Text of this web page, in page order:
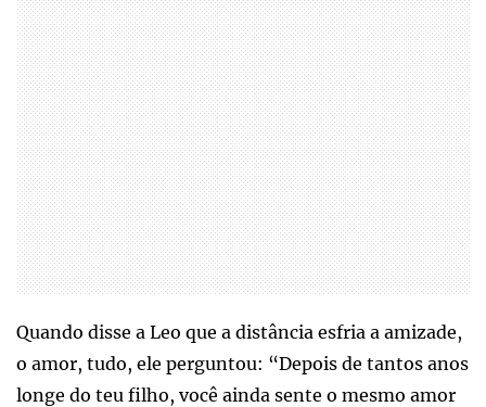
Quando disse a Leo que a distância esfria a amizade,
o amor, tudo, ele perguntou: “Depois de tantos anos
longe do teu filho, você ainda sente o mesmo amor